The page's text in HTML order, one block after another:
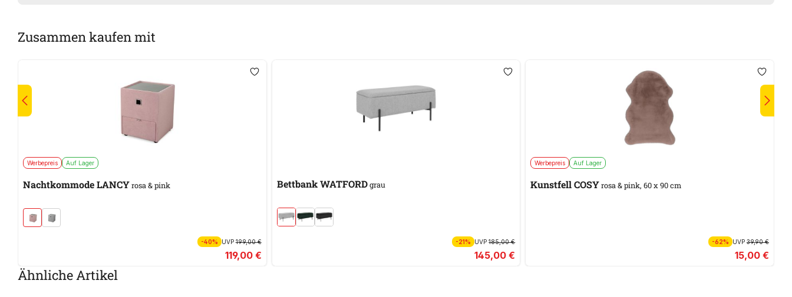
Zusammen kaufen mit
Werbepreis Auf Lager
Nachtkommode LANCYrosa & pink
-40% UVP199,00 €
119,00 €
Bettbank WATFORDgrau
-21% UVP185,00 €
145,00 €
Werbepreis Auf Lager
Kunstfell COSYrosa & pink, 60 x 90 cm
-62% UVP 39,90 €
15,00 €
Ähnliche Artikel